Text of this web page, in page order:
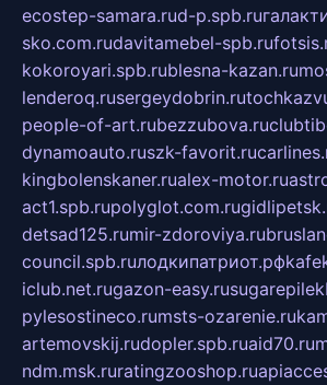
ecostep-samara.rud-p.spb.ru
sko.com.rudavitamebel-spb.ru
kokoroyari.spb.rublesna-kazan.ru
lenderoq.rusergeydobrin.ru
people-of-art.rubezzubova.ru
dynamoauto.ruszk-favorit.ru
kingbolenskaner.rualex-motor.ru
act1.spb.rupolyglot.com.ru
detsad125.rumir-zdoroviya.ru
council.spb.ruлодкипатриот.рф
iclub.net.rugazon-easy.ru
pylesostineco.rumsts-ozarenie.ru
artemovskij.rudopler.spb.ruaid70.ru
ndm.msk.ruratingzooshop.ru